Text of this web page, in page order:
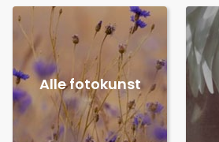
Alle fotokunst